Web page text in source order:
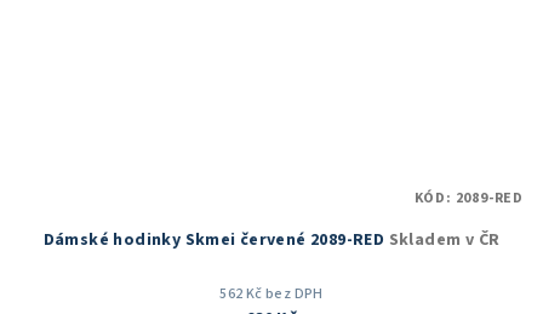
Dámské hodinky Skmei červené 2089-RED Skladem v ČR
562 Kč bez DPH
KÓD: 2089-RED